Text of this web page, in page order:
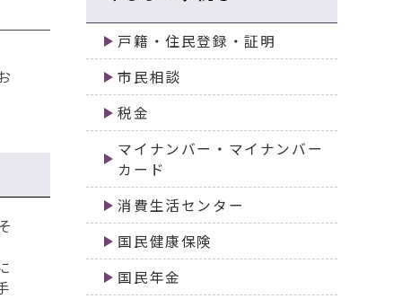
戸籍・住民登録・証明
市民相談
税金
マイナンバー・マイナンバー
カード
消費生活センター
国民健康保険
国民年金